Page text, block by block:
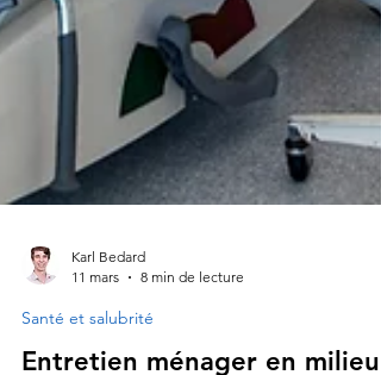
11 mars
8 min de lecture
Santé et salubrité